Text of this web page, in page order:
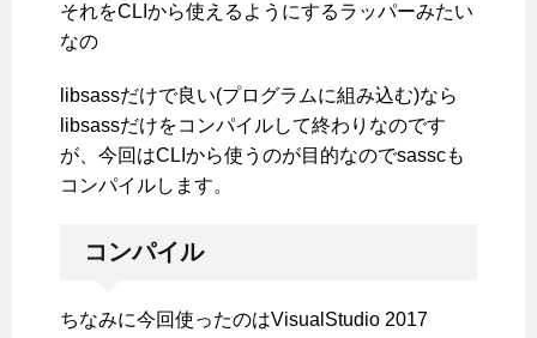
それをCLIから使えるようにするラッパーみたい
なの
libsassだけで良い(プログラムに組み込む)なら
libsassだけをコンパイルして終わりなのです
が、今回はCLIから使うのが目的なのでsasscも
コンパイルします。
コンパイル
ちなみに今回使ったのはVisualStudio 2017